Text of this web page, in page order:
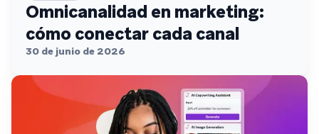
Omnicanalidad en marketing:
cómo conectar cada canal
30 de junio de 2026